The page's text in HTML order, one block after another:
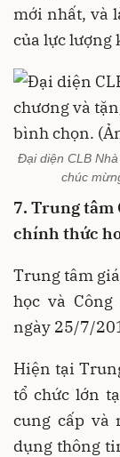
mới nhất, và
của lực lượng
Đại diện CLB
chúc
7. Trung tâm
chính thức
Trung tâm
học và
ngày 25/7/
Hiện tại
tổ chức lớn
cung cấp và
dụng thông